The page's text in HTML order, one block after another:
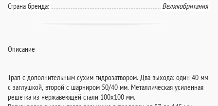
Страна бренда:
Великобритания
Описание
Трап c дополнительным сухим гидрозатвором. Два выхода: один 40 мм
с заглушкой, второй с шарниром 50/40 мм. Металлическая усиленная
решетка из нержавеющей стали 100х100 мм.